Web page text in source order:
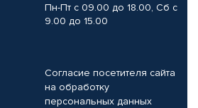
Пн-Пт с 09.00 до 18.00, Сб с
9.00 до 15.00
Согласие посетителя сайта
на обработку
персональных данных